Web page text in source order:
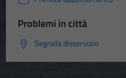
Problemi in città
Segnala disservizio